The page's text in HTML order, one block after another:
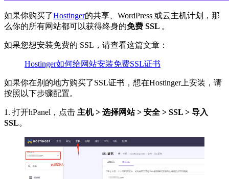
如果你购买了Hostinger的共享、WordPress 或云主机计划，那
么你的所有网站都可以获得终身的免费 SSL 。
如果您想安装免费的 SSL，请查看这篇文章：
Hostinger如何给网站安装免费SSL证书
如果你在别的地方购买了SSL证书，想在Hostinger上安装，请
按照以下步骤配置。
1. 打开hPanel，点击 主机 > 选择网站 > 安全 > SSL > 导入
SSL。